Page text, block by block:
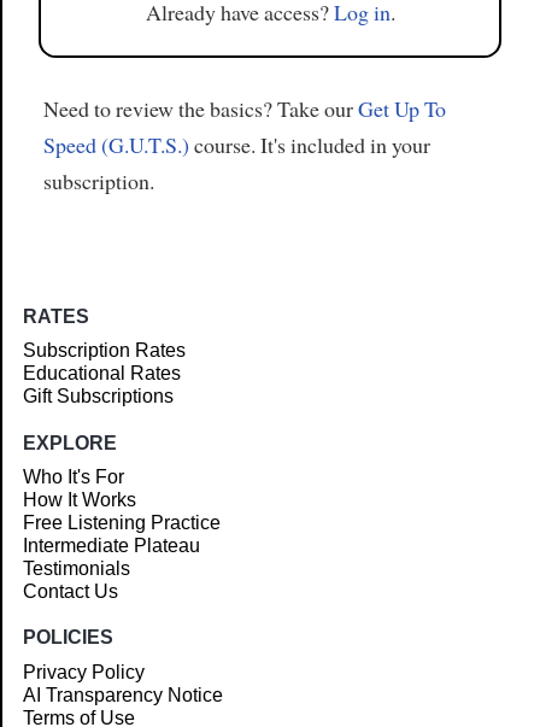
Already have access?Log in.
Need to review the basics? Take ourGet Up To
Speed (G.U.T.S.) course. It's included in your
subscription.
RATES
Subscription Rates
Educational Rates
Gift Subscriptions
EXPLORE
Who It's For
How It Works
Free Listening Practice
Intermediate Plateau
Testimonials
Contact Us
POLICIES
Privacy Policy
AI Transparency Notice
Terms of Use